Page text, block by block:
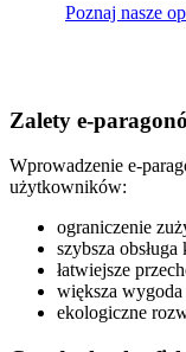
Poznaj nasze
Zalety e-
Wprowadzenie e-
użytkowników:
ograniczenie
szybsza obsługa
łatwiejsze
większa
ekologiczne